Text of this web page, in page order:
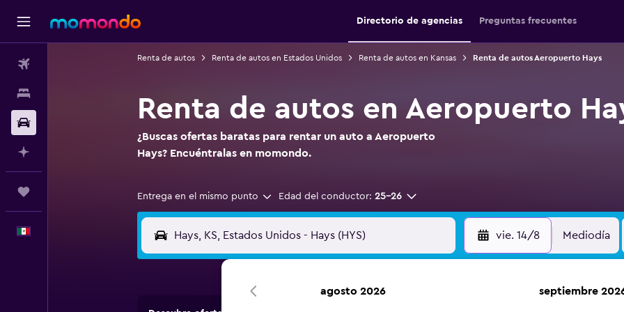
Directorio de agencias Preguntas frecuentes
Renta de autos Renta de autos en Estados Unidos Renta de autos en Kansas Renta de autos Aeropuerto Hays
Renta de autos en Aeropuerto
¿Buscas ofertas baratas para rentar un auto a Aeropuerto
Hays? Encuéntralas en momondo.
Entrega en el mismo punto Edad del conductor: 25-26
vie. 14/8 Mediodía
agosto 2026 septiembre